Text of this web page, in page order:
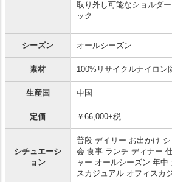
取り外し可能なショルダ
ック
シーズン オールシーズン
素材 100%リサイクルナイロン
生産国 中国
定価 ￥66,000+税
シチュエーシ
ョン
普段 デイリー お出かけ
会 食事 ランチ ディナー
ャー オールシーズン 年
スカジュアル オフィスカ